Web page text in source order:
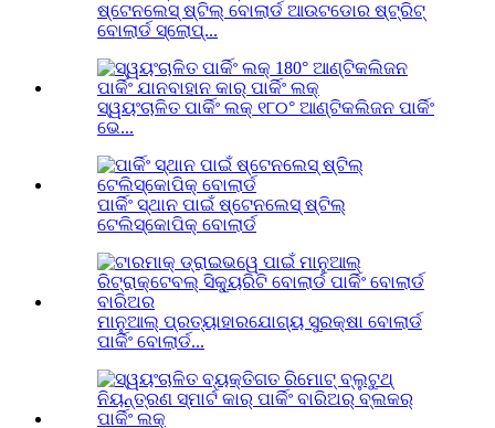
ଷ୍ଟେନଲେସ୍ ଷ୍ଟିଲ୍ ବୋଲାର୍ଡ ଆଉଟଡୋର ​​ଷ୍ଟ୍ରିଟ୍
ବୋଲାର୍ଡ ସ୍ଲୋପ୍...
ସ୍ୱୟଂଚାଳିତ ପାର୍କିଂ ଲକ୍ ୧୮୦° ଆଣ୍ଟିକଲିଜନ ପାର୍କିଂ
ଭେ...
ପାର୍କିଂ ସ୍ଥାନ ପାଇଁ ଷ୍ଟେନଲେସ୍ ଷ୍ଟିଲ୍
ଟେଲିସ୍କୋପିକ୍ ବୋଲାର୍ଡ
ମାନୁଆଲ୍ ପ୍ରତ୍ୟାହାରଯୋଗ୍ୟ ସୁରକ୍ଷା ବୋଲାର୍ଡ
ପାର୍କିଂ ବୋଲାର୍ଡ...